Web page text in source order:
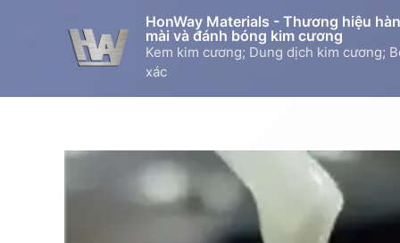
HonWay Materials - Thương hiệu
mài và đánh bóng kim cương
Kem kim cương; Dung dịch kim cương;
xác